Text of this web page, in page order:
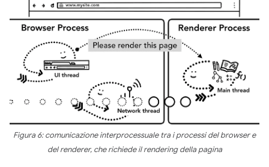
Figura 6: comunicazione interprocessuale tra i processi del browser e
del renderer, che richiede il rendering della pagina